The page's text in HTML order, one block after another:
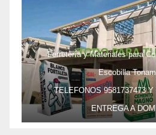
Ferretería y Materiales para
Escobilla
TELEFONOS 9581737473 Y
ENTREGA A